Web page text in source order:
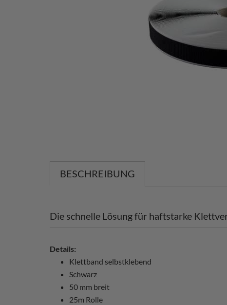
BESCHREIBUNG
Die schnelle Lösung für haftstarke
Details:
Klettband selbstklebend
Schwarz
50 mm breit
25m Rolle